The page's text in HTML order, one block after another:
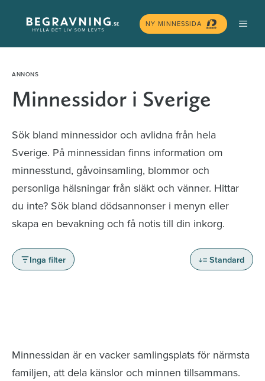
innehåll
NY MINNESSIDA
Minnessidor i Sverige
Sök bland minnessidor och avlidna från hela
Sverige. På minnessidan finns information om
minnesstund, gåvoinsamling, blommor och
personliga hälsningar från släkt och vänner. Hittar
du inte? Sök bland dödsannonser i menyn eller
skapa en bevakning och få notis till din inkorg.
Inga filter Standard
Minnessidan är en vacker samlingsplats för närmsta
familjen, att dela känslor och minnen tillsammans.